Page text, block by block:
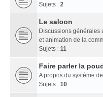
Sujets : 2
Le saloon
Discussions générales
et animation de la
Sujets : 11
Faire parler la
A propos du système
Sujets : 10